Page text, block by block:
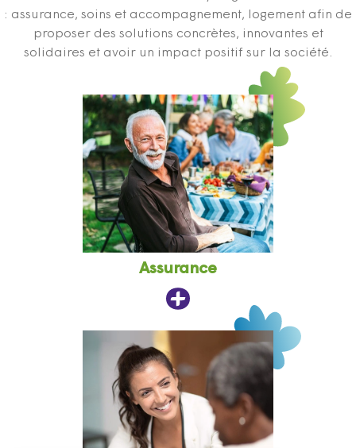
: assurance, soins et accompagnement, logement afin de
proposer des solutions concrètes, innovantes et
solidaires et avoir un impact positif sur la société.
Assurance